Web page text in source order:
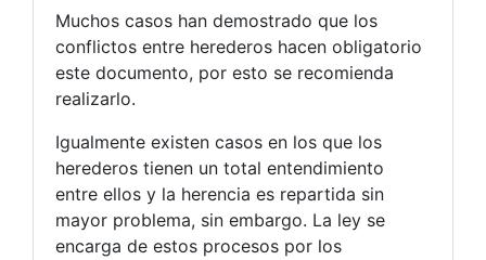
Muchos casos han demostrado que los
conflictos entre herederos hacen obligatorio
este documento, por esto se recomienda
realizarlo.
Igualmente existen casos en los que los
herederos tienen un total entendimiento
entre ellos y la herencia es repartida sin
mayor problema, sin embargo. La ley se
encarga de estos procesos por los